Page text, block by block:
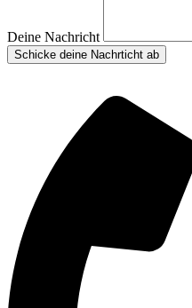
Deine Nachricht
Schicke deine Nachrticht ab